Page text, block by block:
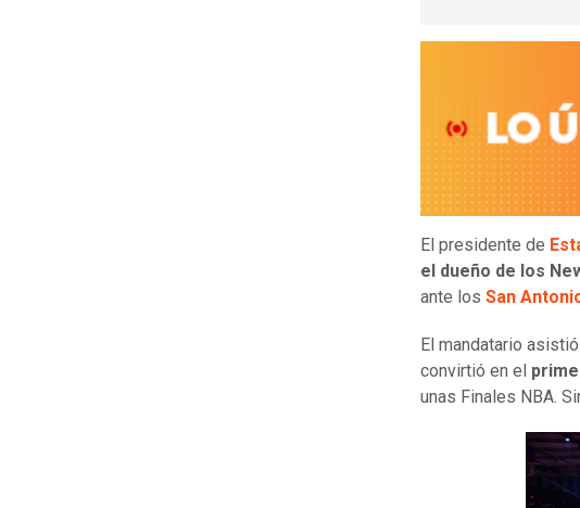
El presidente de
el dueño de los
ante los San
El mandatario
convirtió en el
unas Finales NBA.